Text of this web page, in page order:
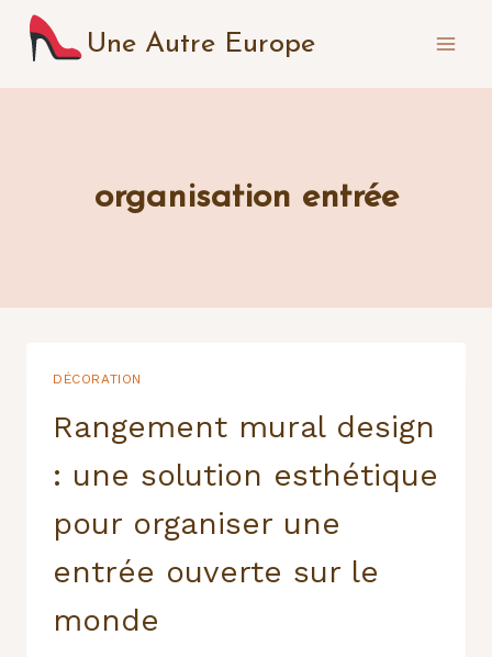
Aller
Une Autre Europe
organisation entrée
DÉCORATION
Rangement mural design
: une solution esthétique
pour organiser une
entrée ouverte sur le
monde